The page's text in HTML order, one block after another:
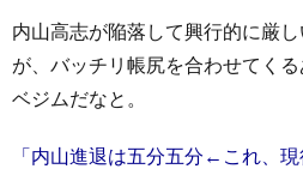
内山高志が陥落して興行的に厳
が、バッチリ帳尻を合わせてく
ベジムだなと。
「内山進退は五分五分←これ、現